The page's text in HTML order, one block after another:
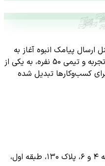
راه‌اندازی پنل ارسال پیامک انبوه آغاز به
کار کرد و امروز، با بیش از یک دهه تجربه و تیمی 50 نفره، به یکی از
برای کسب‌وکارها تبدیل شده
قم، ۲۰ متری امام حسین، بین کوچه ۴ و ۶، پلاک ۱۳۰، طبقه اول،